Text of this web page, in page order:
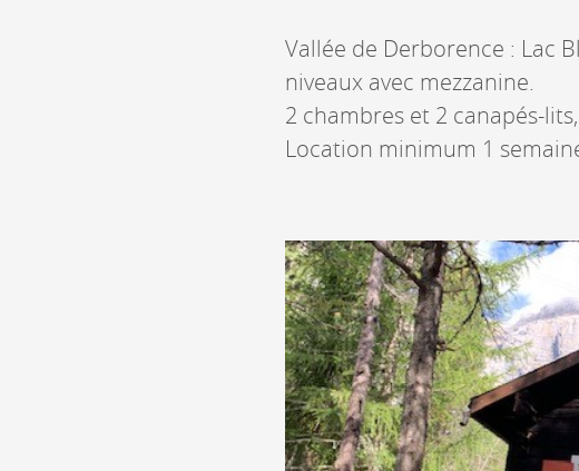
Caveaux de dégustation
Vallée de Derborence : Lac
niveaux avec mezzanine.
2 chambres et 2 canapés-
Location minimum 1